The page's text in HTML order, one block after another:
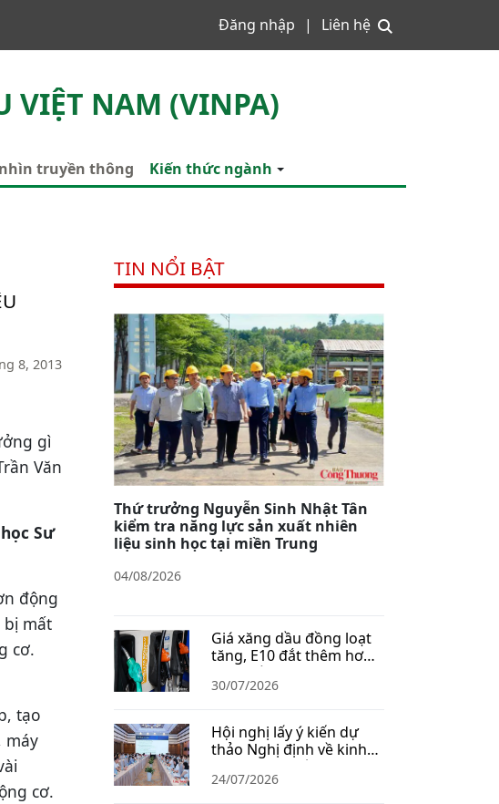
Đăng nhập Liên hệ
VIỆT NAM (VINPA)
truyền thông Kiến thức ngành
8, 2013
gì
Văn
Sư
động
bị mất
cơ.
tạo
máy
cơ.
TIN NỔI BẬT
Thứ trưởng Nguyễn Sinh Nhật Tân
kiểm tra năng lực sản xuất nhiên
liệu sinh học tại miền Trung
04/08/2026
Giá xăng dầu đồng loạt
tăng, E10 đắt thêm hơn
1.400 đồng/lít
30/07/2026
Hội nghị lấy ý kiến dự
thảo Nghị định về kinh
doanh xăng dầu
24/07/2026